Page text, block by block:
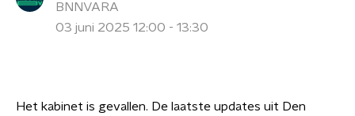
BNNVARA
03 juni 2025 12:00 - 13:30
Het kabinet is gevallen. De laatste updates uit Den